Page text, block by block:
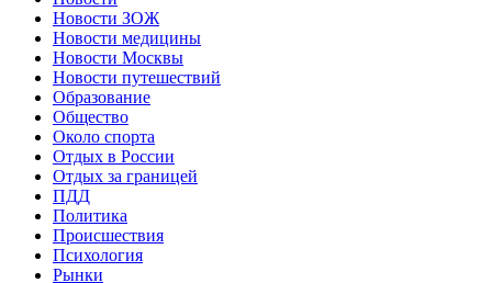
Новости ЗОЖ
Новости медицины
Новости Москвы
Новости путешествий
Образование
Общество
Около спорта
Отдых в России
Отдых за границей
ПДД
Политика
Происшествия
Психология
Рынки